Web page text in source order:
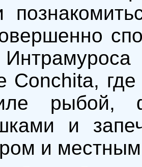
Conchita,
рыбой,
и
и